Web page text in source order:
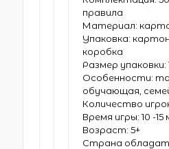
правила
Материал:
Упаковка:
коробка
Размер упаковки:
Особенности:
обучающая,
Количество
Время игры: 10 -
Возраст: 5+
Страна